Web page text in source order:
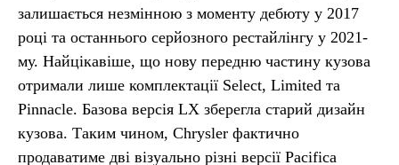
залишається незмінною з моменту дебюту у 2017
році та останнього серйозного рестайлінгу у 2021-
му. Найцікавіше, що нову передню частину кузова
отримали лише комплектації Select, Limited та
Pinnacle. Базова версія LX зберегла старий дизайн
кузова. Таким чином, Chrysler фактично
продаватиме дві візуально різні версії Pacifica